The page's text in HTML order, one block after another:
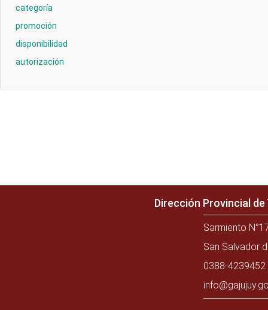
categoría
promoción
disponibilidad
autorización
Dirección Provincial
Sarmiento
San Salvador
0388-